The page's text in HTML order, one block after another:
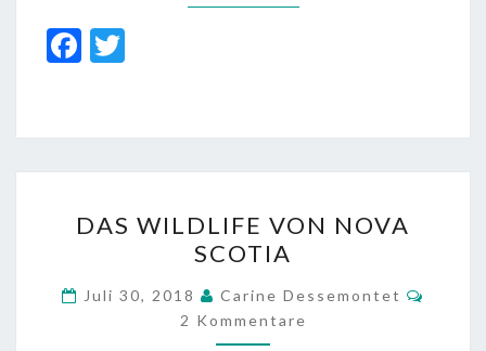
Fa
o
o
k
er
WILDLIFE
VON
NOVA
SCOTIA
DAS WILDLIFE VON NOVA
SCOTIA
Juli 30, 2018 Carine Dessemontet
2 Kommentare